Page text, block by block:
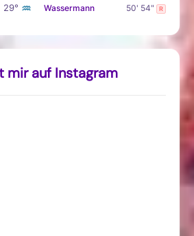
29° ♒ Wassermann 50' 54" R
mir auf Instagram